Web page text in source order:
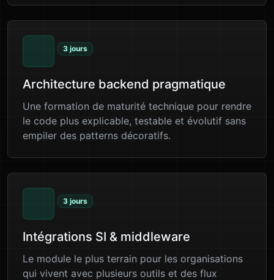
3 jours
Architecture backend pragmatique
Une formation de maturité technique pour rendre
le code plus explicable, testable et évolutif sans
empiler des patterns décoratifs.
3 jours
Intégrations SI & middleware
Le module le plus terrain pour les organisations
qui vivent avec plusieurs outils et des flux